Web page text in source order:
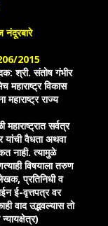
नंदूरबारे
2015
श्री. संतोष गंभीर
महाराष्ट्र विकास
राज्य
सर्वत्र
यांची वैधता अथवा
नाही. त्यामुळे
विषयाला तरुण
प्रतिनिधी व
ई-वृत्तपत्र वर
वाद उद्भवल्यास तो